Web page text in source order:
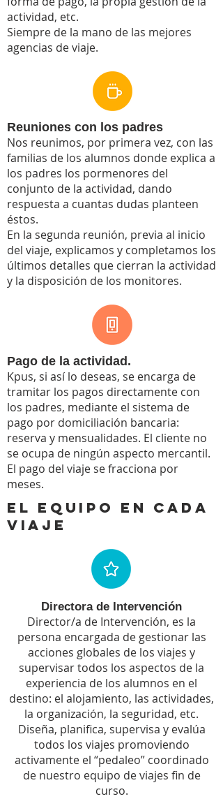
actividad, etc.
Siempre de la mano de las mejores
agencias de viaje.
Reuniones con los padres
Nos reunimos, por primera vez, con las
familias de los alumnos donde explica a
los padres los pormenores del
conjunto de la actividad, dando
respuesta a cuantas dudas planteen
éstos.
En la segunda reunión, previa al inicio
del viaje, explicamos y completamos los
últimos detalles que cierran la actividad
y la disposición de los monitores.
Pago de la actividad.
Kpus, si así lo deseas, se encarga de
tramitar los pagos directamente con
los padres, mediante el sistema de
pago por domiciliación bancaria:
reserva y mensualidades. El cliente no
se ocupa de ningún aspecto mercantil.
El pago del viaje se fracciona por
meses.
EL EQUIPO EN CADA
VIAJE
Directora de Intervención
Director/a de Intervención, es la
persona encargada de gestionar las
acciones globales de los viajes y
supervisar todos los aspectos de la
experiencia de los alumnos en el
destino: el alojamiento, las actividades,
la organización, la seguridad, etc.
Diseña, planifica, supervisa y evalúa
todos los viajes promoviendo
activamente el “pedaleo” coordinado
de nuestro equipo de viajes fin de
curso.